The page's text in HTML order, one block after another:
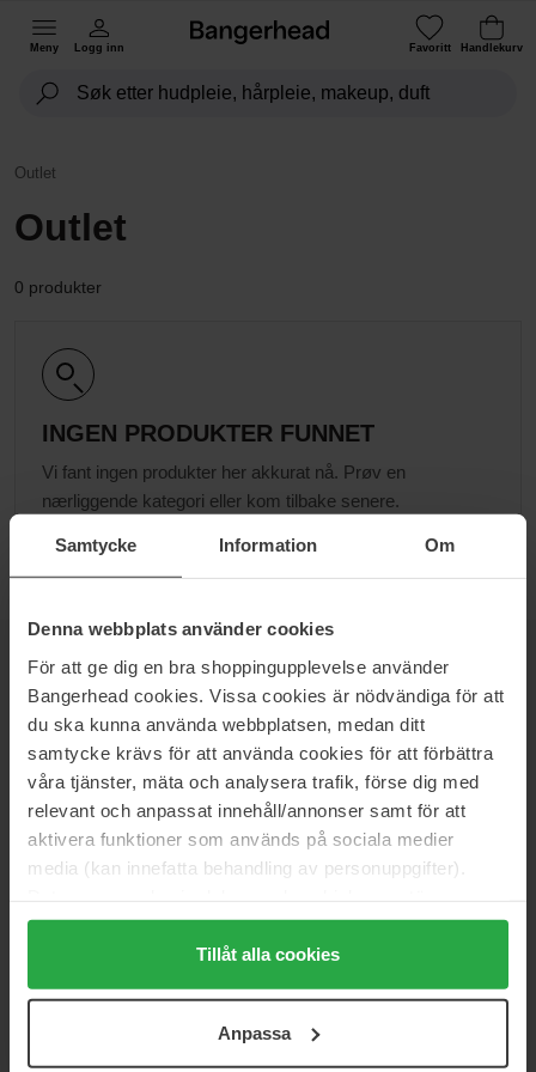
Samtycke Information Om
Denna webbplats använder cookies
För att ge dig en bra shoppingupplevelse använder
Bangerhead cookies. Vissa cookies är nödvändiga för att
du ska kunna använda webbplatsen, medan ditt
samtycke krävs för att använda cookies för att förbättra
våra tjänster, mäta och analysera trafik, förse dig med
relevant och anpassat innehåll/annonser samt för att
aktivera funktioner som används på sociala medier
media (kan innefatta behandling av personuppgifter).
Genom att trycka på "Tillåt alla cookies" accepterar du
alla cookies, medan du under "Detaljer" kan anpassa
användningen av cookies. Du kan när som helst återkalla
samt vår Integritetspolicy.
Tillåt alla cookies
Anpassa
Meny Logg inn Favoritt Handlekurv
Outlet
Outlet
0 produkter
INGEN PRODUKTER FUNNET
Vi fant ingen produkter her akkurat nå. Prøv en
nærliggende kategori eller kom tilbake senere.
NYHETSBREVVÆR FØRST UTE
Vil du få de beste beauty-nyhetene rett i innboksen? Vi gir deg
de siste trendene, tipsene og eksklusive tilbud!
SIKKER BETALING